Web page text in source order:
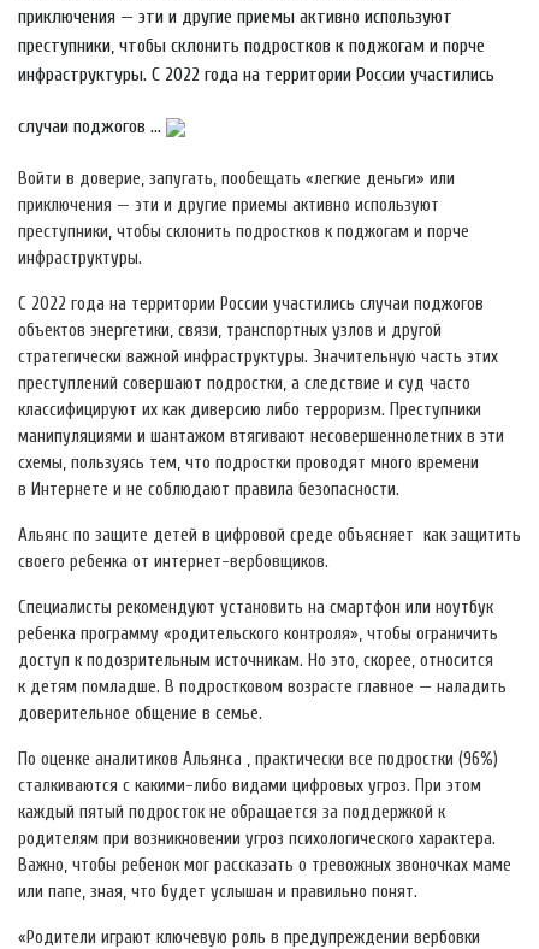
приключения — эти и другие приемы активно используют
преступники, чтобы склонить подростков к поджогам и порче
инфраструктуры. С 2022 года на территории России участились
случаи поджогов ...
Войти в доверие, запугать, пообещать «легкие деньги» или
приключения — эти и другие приемы активно используют
преступники, чтобы склонить подростков к поджогам и порче
инфраструктуры.
С 2022 года на территории России участились случаи поджогов
объектов энергетики, связи, транспортных узлов и другой
стратегически важной инфраструктуры. Значительную часть этих
преступлений совершают подростки, а следствие и суд часто
классифицируют их как диверсию либо терроризм. Преступники
манипуляциями и шантажом втягивают несовершеннолетних в эти
схемы, пользуясь тем, что подростки проводят много времени
в Интернете и не соблюдают правила безопасности.
Альянс по защите детей в цифровой среде объясняет как защитить
своего ребенка от интернет-вербовщиков.
Специалисты рекомендуют установить на смартфон или ноутбук
ребенка программу «родительского контроля», чтобы ограничить
доступ к подозрительным источникам. Но это, скорее, относится
к детям помладше. В подростковом возрасте главное — наладить
доверительное общение в семье.
По оценке аналитиков Альянса , практически все подростки (96%)
сталкиваются с какими-либо видами цифровых угроз. При этом
каждый пятый подросток не обращается за поддержкой к
родителям при возникновении угроз психологического характера.
Важно, чтобы ребенок мог рассказать о тревожных звоночках маме
или папе, зная, что будет услышан и правильно понят.
«Родители играют ключевую роль в предупреждении вербовки